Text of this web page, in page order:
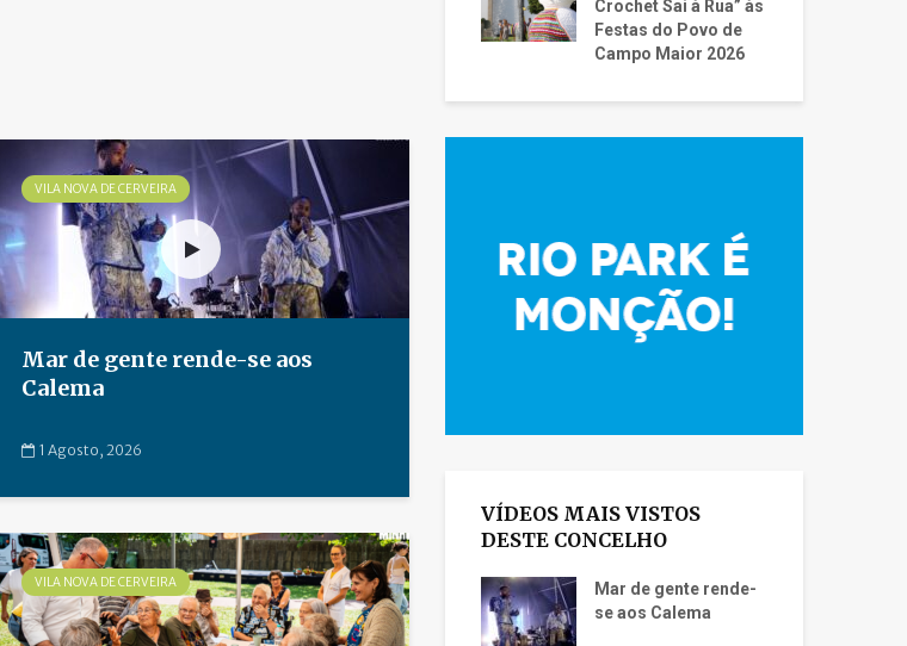
VILA NOVA DE CERVEIRA
Mar de gente rende-se aos
Calema
1 Agosto, 2026
VILA NOVA DE CERVEIRA
Crochet Sai à Rua” às
Festas do Povo de
Campo Maior 2026
VÍDEOS MAIS VISTOS
DESTE CONCELHO
Mar de gente rende-
se aos Calema